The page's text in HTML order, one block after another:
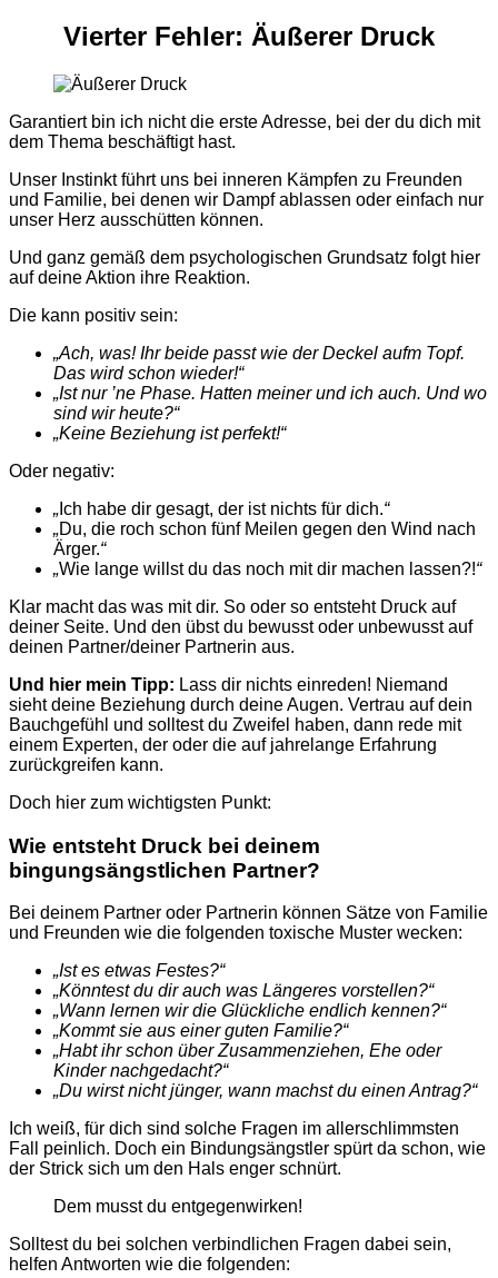
Vierter Fehler: Äußerer Druck
Garantiert bin ich nicht die erste Adresse, bei der du dich mit
dem Thema beschäftigt hast.
Unser Instinkt führt uns bei inneren Kämpfen zu Freunden
und Familie, bei denen wir Dampf ablassen oder einfach nur
unser Herz ausschütten können.
Und ganz gemäß dem psychologischen Grundsatz folgt hier
auf deine Aktion ihre Reaktion.
Die kann positiv sein:
„Ach, was! Ihr beide passt wie der Deckel aufm Topf.
Das wird schon wieder!“
„Ist nur ’ne Phase. Hatten meiner und ich auch. Und wo
sind wir heute?“
„Keine Beziehung ist perfekt!“
Oder negativ:
„ Ich habe dir gesagt, der ist nichts für dich.“
„Du, die roch schon fünf Meilen gegen den Wind nach
Ärger.“
„Wie lange willst du das noch mit dir machen lassen?!“
Klar macht das was mit dir. So oder so entsteht Druck auf
deiner Seite. Und den übst du bewusst oder unbewusst auf
deinen Partner/deiner Partnerin aus.
Und hier mein Tipp: Lass dir nichts einreden! Niemand
sieht deine Beziehung durch deine Augen. Vertrau auf dein
Bauchgefühl und solltest du Zweifel haben, dann rede mit
einem Experten, der oder die auf jahrelange Erfahrung
zurückgreifen kann.
Doch hier zum wichtigsten Punkt:
Wie entsteht Druck bei deinem
bingungsängstlichen Partner?
Bei deinem Partner oder Partnerin können Sätze von Familie
und Freunden wie die folgenden toxische Muster wecken:
„Ist es etwas Festes?“
„Könntest du dir auch was Längeres vorstellen?“
„Wann lernen wir die Glückliche endlich kennen?“
„Kommt sie aus einer guten Familie?“
„Habt ihr schon über Zusammenziehen, Ehe oder
Kinder nachgedacht?“
„Du wirst nicht jünger, wann machst du einen Antrag?“
Ich weiß, für dich sind solche Fragen im allerschlimmsten
Fall peinlich. Doch ein Bindungsängstler spürt da schon, wie
der Strick sich um den Hals enger schnürt.
Dem musst du entgegenwirken!
Solltest du bei solchen verbindlichen Fragen dabei sein,
helfen Antworten wie die folgenden: